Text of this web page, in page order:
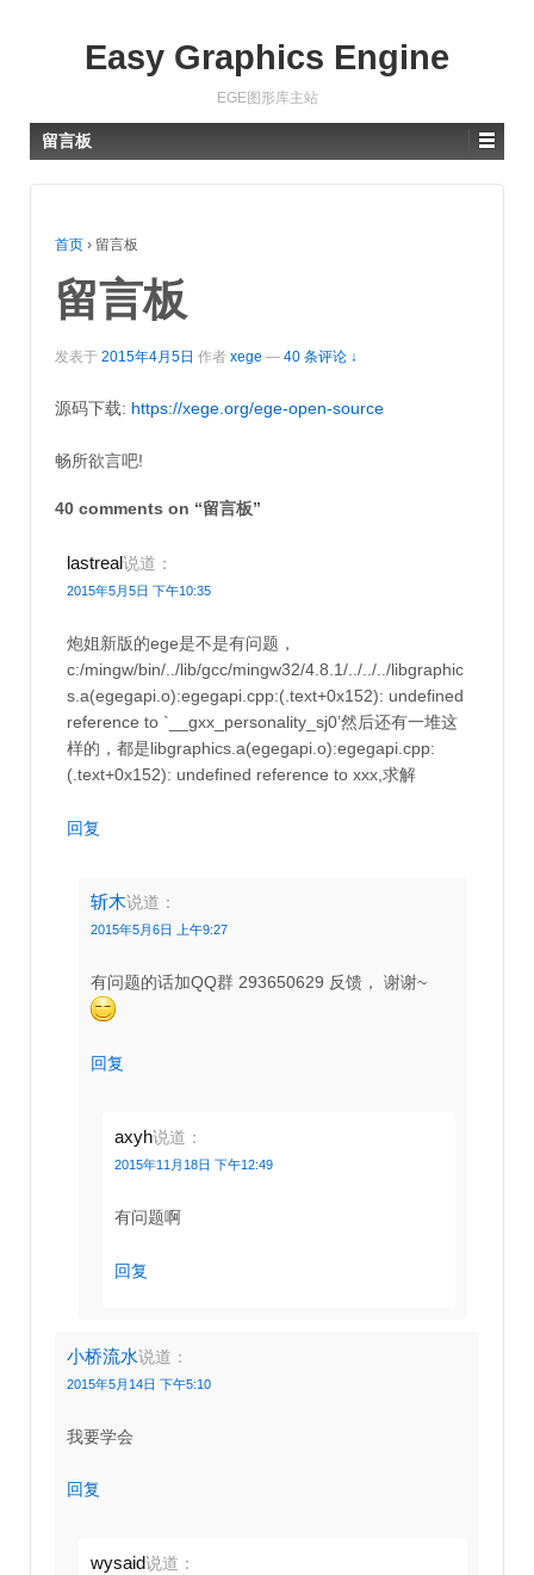
Easy Graphics Engine
EGE图形库主站
留言板
首页 › 留言板
留言板
发表于 2015年4月5日 作者 xege — 40 条评论 ↓
源码下载: https://xege.org/ege-open-source
畅所欲言吧!
40 comments on “留言板”
lastreal说道：
2015年5月5日 下午10:35
炮姐新版的ege是不是有问题，
c:/mingw/bin/../lib/gcc/mingw32/4.8.1/../../../libgraphic
s.a(egegapi.o):egegapi.cpp:(.text+0x152): undefined
reference to `__gxx_personality_sj0’然后还有一堆这
样的，都是libgraphics.a(egegapi.o):egegapi.cpp:
(.text+0x152): undefined reference to xxx,求解
回复
斩木说道：
2015年5月6日 上午9:27
有问题的话加QQ群 293650629 反馈， 谢谢~
回复
axyh说道：
2015年11月18日 下午12:49
有问题啊
回复
小桥流水说道：
2015年5月14日 下午5:10
我要学会
回复
wysaid说道：